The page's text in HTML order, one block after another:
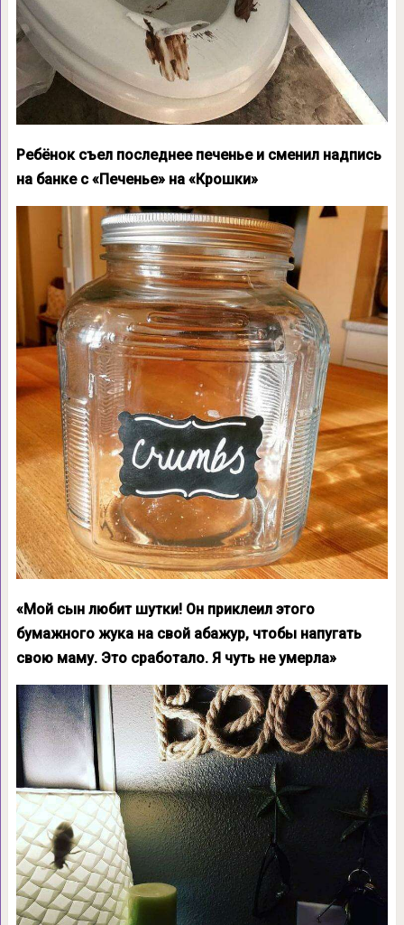
Ребёнок съел последнее печенье и сменил надпись
на банке с «Печенье» на «Крошки»
«Мой сын любит шутки! Он приклеил этого
бумажного жука на свой абажур, чтобы напугать
свою маму. Это сработало. Я чуть не умерла»